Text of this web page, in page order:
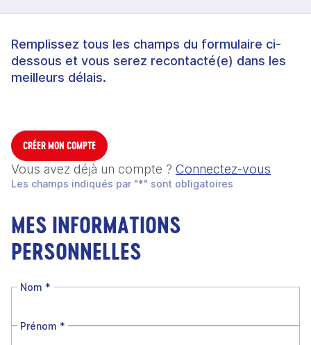
Remplissez tous les champs du formulaire ci-
dessous et vous serez recontacté(e) dans les
meilleurs délais.
CRÉER MON COMPTE
Vous avez déjà un compte ? Connectez-vous
Les champs indiqués par "*" sont obligatoires
MES INFORMATIONS
PERSONNELLES
Nom *
Prénom *